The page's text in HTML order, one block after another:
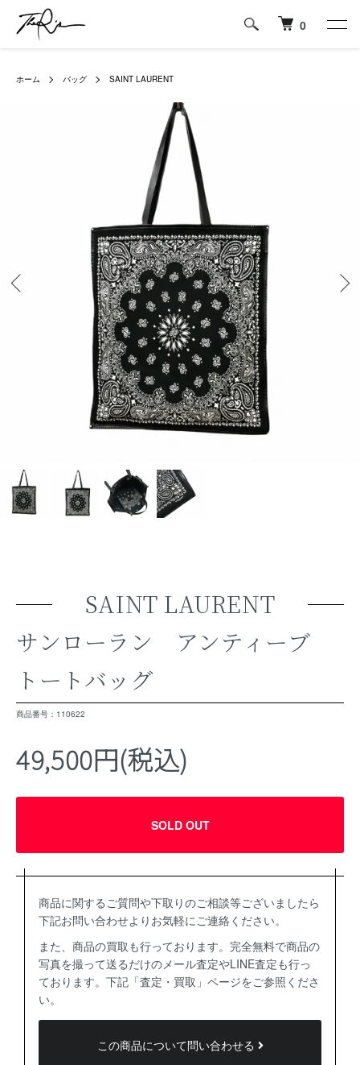
0
ホーム バッグ SAINT LAURENT
SAINT LAURENT
サンローラン アンティーブ
トートバッグ
商品番号：110622
49,500円(税込)
SOLD OUT
商品に関するご質問や下取りのご相談等ございましたら
下記お問い合わせよりお気軽にご連絡ください。
また、商品の買取も行っております。完全無料で商品の
写真を撮って送るだけのメール査定やLINE査定も行っ
ております。下記「査定・買取」ページをご参照くださ
い。
この商品について問い合わせる